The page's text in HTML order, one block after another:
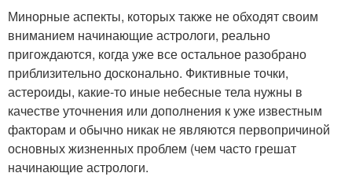
Минорные аспекты, которых также не обходят своим
вниманием начинающие астрологи, реально
пригождаются, когда уже все остальное разобрано
приблизительно досконально. Фиктивные точки,
астероиды, какие-то иные небесные тела нужны в
качестве уточнения или дополнения к уже известным
факторам и обычно никак не являются первопричиной
основных жизненных проблем (чем часто грешат
начинающие астрологи.